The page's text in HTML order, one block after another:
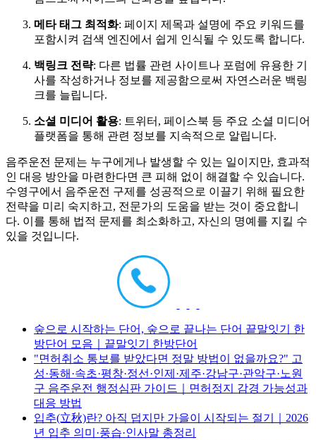
메타 태그 최적화: 페이지 제목과 설명에 주요 키워드를
포함시켜 검색 엔진에서 쉽게 인식될 수 있도록 합니다.
백링크 전략: 다른 법률 관련 사이트나 포럼에 유용한 기
사를 작성하거나 정보를 제공함으로써 자연스러운 백링
크를 늘립니다.
소셜 미디어 활용: 트위터, 페이스북 등 주요 소셜 미디어
플랫폼을 통해 관련 정보를 지속적으로 알립니다.
음주운전 문제는 누구에게나 발생할 수 있는 일이지만, 효과적
인 대응 방안을 마련한다면 큰 피해 없이 해결할 수 있습니다.
수영구에서 음주운전 구제를 성공적으로 이끌기 위해 필요한
전략을 미리 숙지하고, 전문가의 도움을 받는 것이 중요합니
다. 이를 통해 법적 문제를 최소화하고, 자신의 명예를 지킬 수
있을 것입니다.
숲으로 시작하는 단어, 숲으로 끝나는 단어 끝말잇기 한
방단어 모음｜끝말잇기 한방단어
"면허취소 통보를 받았다면 정말 방법이 없을까요?" 고
성·동해·속초·평창·정선·인제·제주·강남구·관악구·노원
구 음주운전 행정심판 가이드｜면허정지 감경 가능성과
대응 방법
입추(立秋)란? 아직 덥지만 가을이 시작되는 절기｜2026
년 입추 의미·풍습·인사말 총정리